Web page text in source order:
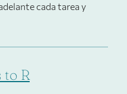
cada tarea y
to R